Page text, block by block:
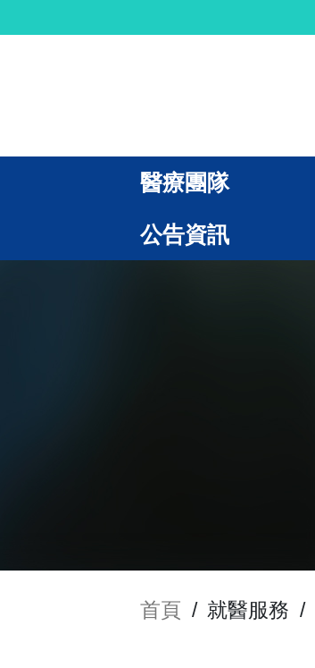
醫療團隊
公告資訊
首頁 / 就醫服務 /